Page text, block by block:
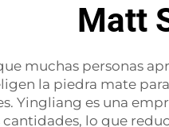
Matt
muchas personas
la piedra mate
Yingliang es una
lo que